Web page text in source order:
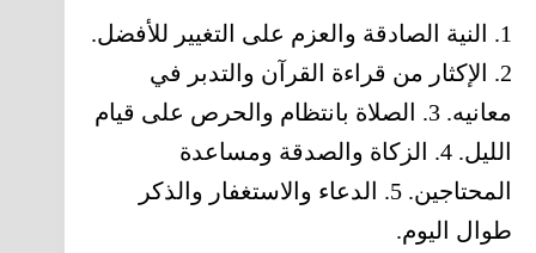
1. النية الصادقة والعزم على التغيير للأفضل.
2. الإكثار من قراءة القرآن والتدبر في
معانيه. 3. الصلاة بانتظام والحرص على قيام
الليل. 4. الزكاة والصدقة ومساعدة
المحتاجين. 5. الدعاء والاستغفار والذكر
طوال اليوم.